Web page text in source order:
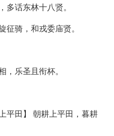
话东林十八贤。
骑，和戎委庙贤。
乐圣且衔杯。
平田】 朝耕上平田，暮耕